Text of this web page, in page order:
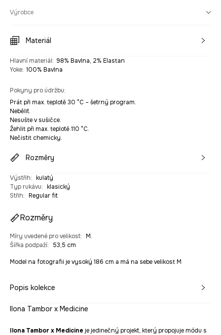
Výrobce
Materiál
Hlavní materiál: 98% Bavlna, 2% Elastan
Yoke: 100% Bavlna
Pokyny pro údržbu:
Prát při max. teplotě 30 °C – šetrný program.
Nebělit.
Nesušte v sušičce.
Žehlit při max. teplotě 110 °C.
Nečistit chemicky.
Rozměry
Výstřih: kulatý
Typ rukávu: klasický
Střih: Regular fit
Rozměry
Míry uvedené pro velikost: M.
Šířka podpaží: 53,5 cm
Model na fotografii je vysoký 186 cm a má na sebe velikost M
Popis kolekce
Ilona Tambor x Medicine
Ilona Tambor x Medicine je jedinečný projekt, který propojuje módu s